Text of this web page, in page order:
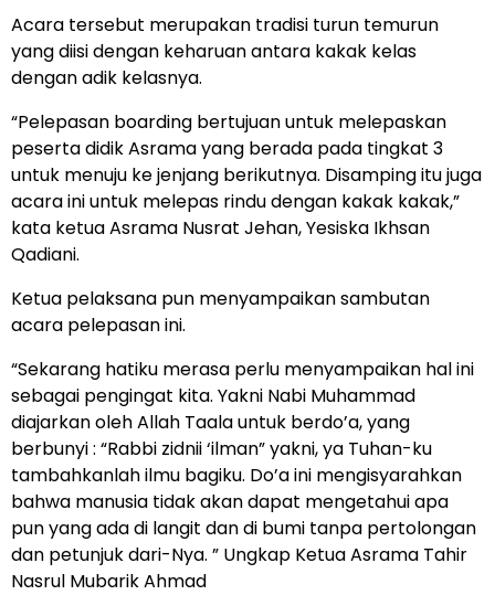
Acara tersebut merupakan tradisi turun temurun
yang diisi dengan keharuan antara kakak kelas
dengan adik kelasnya.
“Pelepasan boarding bertujuan untuk melepaskan
peserta didik Asrama yang berada pada tingkat 3
untuk menuju ke jenjang berikutnya. Disamping itu juga
acara ini untuk melepas rindu dengan kakak kakak,”
kata ketua Asrama Nusrat Jehan, Yesiska Ikhsan
Qadiani.
Ketua pelaksana pun menyampaikan sambutan
acara pelepasan ini.
“Sekarang hatiku merasa perlu menyampaikan hal ini
sebagai pengingat kita. Yakni Nabi Muhammad
diajarkan oleh Allah Taala untuk berdo’a, yang
berbunyi : “Rabbi zidnii ‘ilman” yakni, ya Tuhan-ku
tambahkanlah ilmu bagiku. Do’a ini mengisyarahkan
bahwa manusia tidak akan dapat mengetahui apa
pun yang ada di langit dan di bumi tanpa pertolongan
dan petunjuk dari-Nya. ” Ungkap Ketua Asrama Tahir
Nasrul Mubarik Ahmad